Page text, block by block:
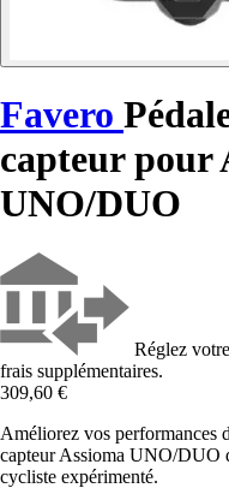
Favero
capteur pour
UNO/DUO
Réglez
frais supplémentaires.
309,60 €
Améliorez vos performances
capteur Assioma UNO/DUO
cycliste expérimenté.